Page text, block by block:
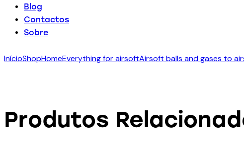
Blog
Contactos
Sobre
InícioShopHomeEverything for airsoftAirsoft balls and gases to
Produtos